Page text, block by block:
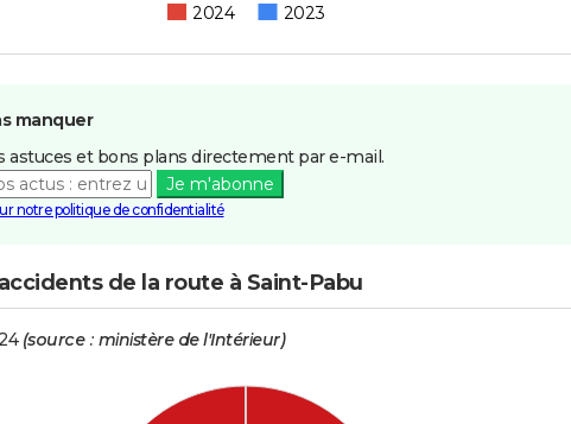
2024 2023
manquer
astuces et bons plans directement par e-mail.
Je m'abonne
notre politique de confidentialité
de la route à Saint-Pabu
(source : ministère de l'Intérieur)